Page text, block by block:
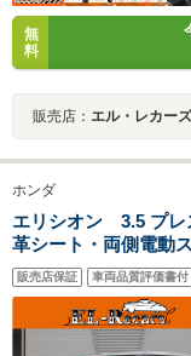
無
料
販売店： エル・レカー
ホンダ
エリシオン 3.5 プ
革シート・両側電動
ETC・スマートキー
ロール・HIDヘッド
トA/C・純正18inAW
販売店保証 車両品質評価書付